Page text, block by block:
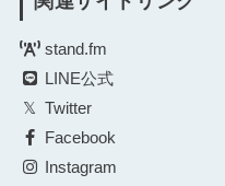
stand.fm
LINE公式
Twitter
Facebook
Instagram